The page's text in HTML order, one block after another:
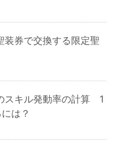
装券で交換する限定聖
スキル発動率の計算 1
は？